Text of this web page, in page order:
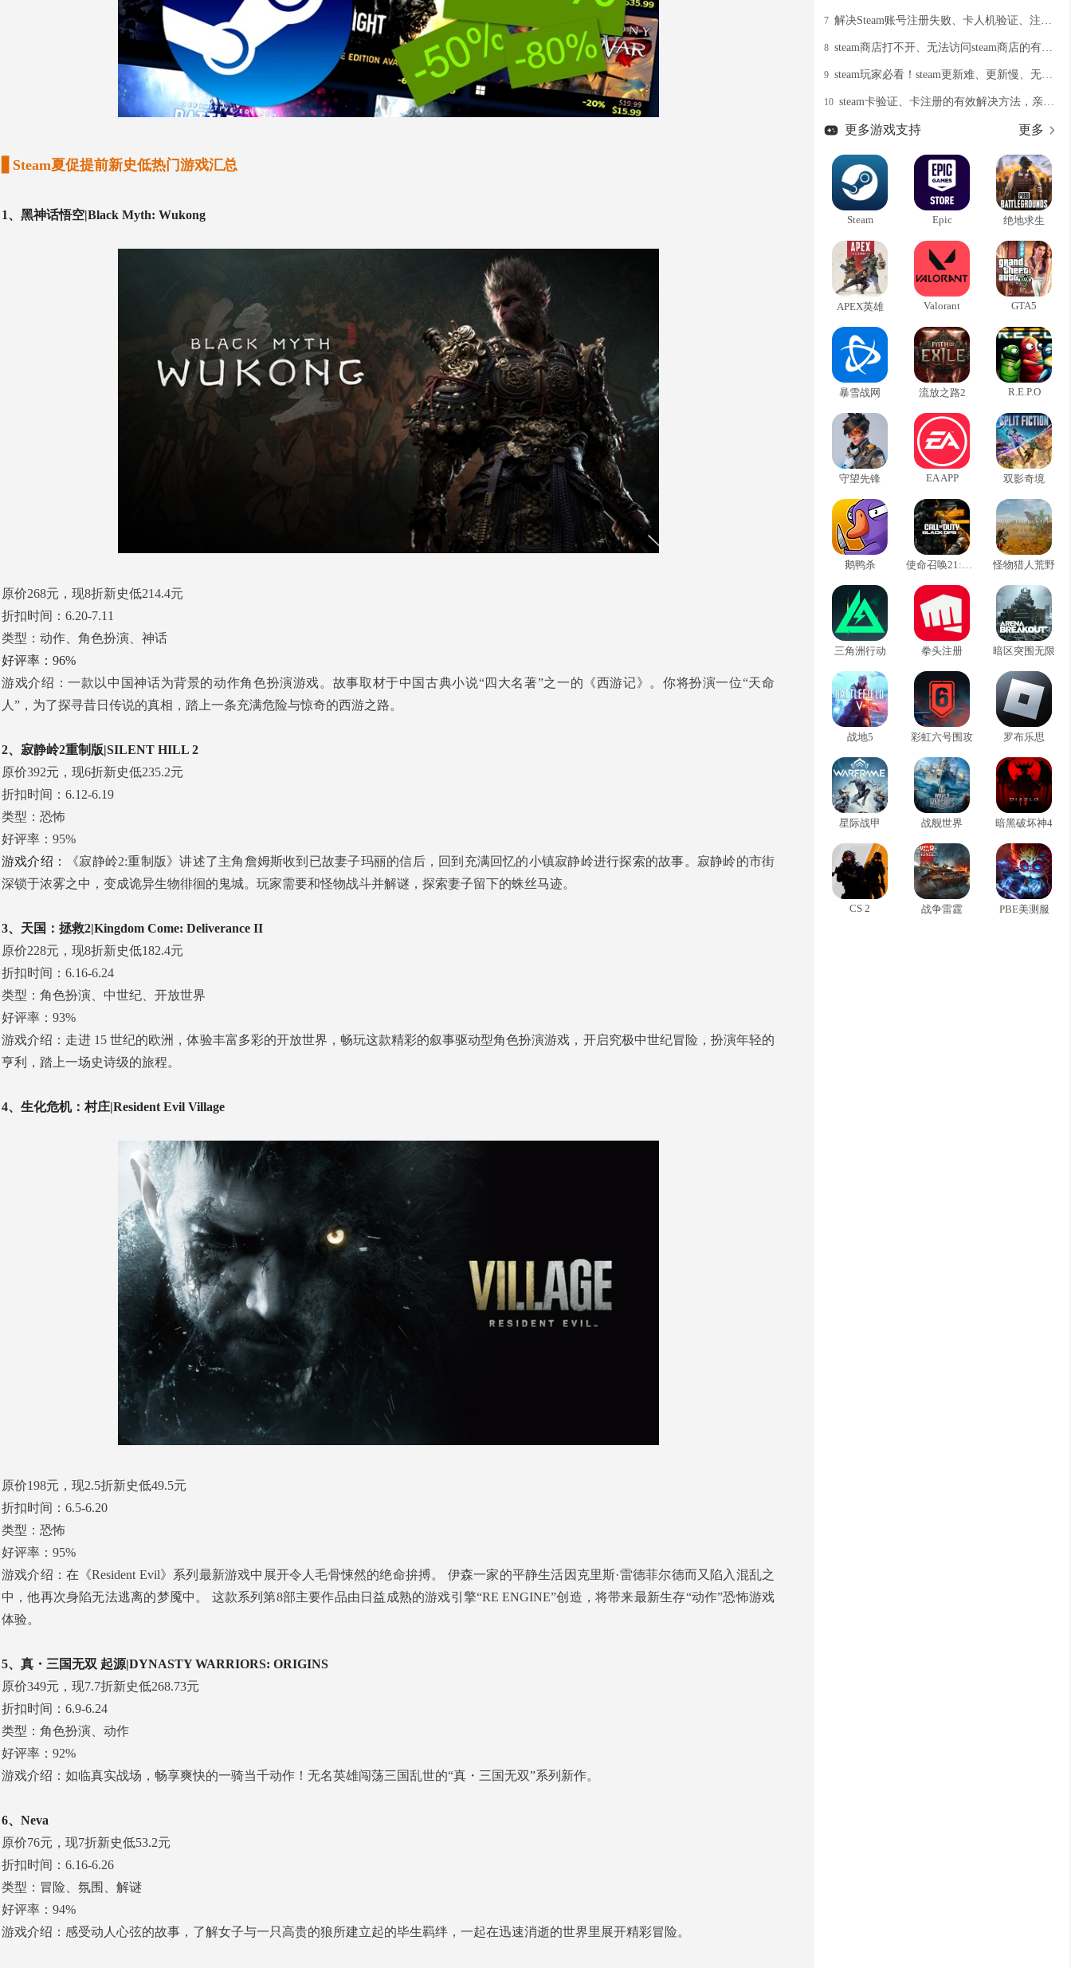
▋Steam夏促提前新史低热门游戏汇总
1、黑神话悟空|Black Myth: Wukong
原价268元，现8折新史低214.4元
折扣时间：6.20-7.11
类型：动作、角色扮演、神话
好评率：96%
游戏介绍：一款以中国神话为背景的动作角色扮演游戏。故事取材于中国古典小说“四大名著”之一的《西游记》。你将扮演一位“天命
人”，为了探寻昔日传说的真相，踏上一条充满危险与惊奇的西游之路。
2、寂静岭2重制版|SILENT HILL 2
原价392元，现6折新史低235.2元
折扣时间：6.12-6.19
类型：恐怖
好评率：95%
游戏介绍：
《寂静岭2:重制版》讲述了主角詹姆斯收到已故妻子玛丽的信后，回到充满回忆的小镇寂静岭进行探索的故事。寂静岭的市街
深锁于浓雾之中，变成诡异生物徘徊的鬼城。玩家需要和怪物战斗并解谜，探索妻子留下的蛛丝马迹。
3、天国：拯救2|Kingdom Come: Deliverance II
原价228元，现8折新史低182.4元
折扣时间：6.16-6.24
类型：角色扮演、中世纪、开放世界
好评率：93%
游戏介绍：走进 15 世纪的欧洲，体验丰富多彩的开放世界，畅玩这款精彩的叙事驱动型角色扮演游戏，开启究极中世纪冒险，扮演年轻的
亨利，踏上一场史诗级的旅程。
4、生化危机：村庄|Resident Evil Village
原价198元，现2.5折新史低49.5元
折扣时间：6.5-6.20
类型：恐怖
好评率：95%
游戏介绍：在《Resident Evil》系列最新游戏中展开令人毛骨悚然的绝命拚搏。 伊森一家的平静生活因克里斯·雷德菲尔德而又陷入混乱之
中，他再次身陷无法逃离的梦魇中。 这款系列第8部主要作品由日益成熟的游戏引擎“RE ENGINE”创造，将带来最新生存“动作”恐怖游戏
体验。
5、真・三国无双 起源|DYNASTY WARRIORS: ORIGINS
原价349元，现7.7折新史低268.73元
折扣时间：6.9-6.24
类型：角色扮演、动作
好评率：92%
游戏介绍：如临真实战场，畅享爽快的一骑当千动作！无名英雄闯荡三国乱世的“真・三国无双”系列新作。
6、Neva
原价76元，现7折新史低53.2元
折扣时间：6.16-6.26
类型：冒险、氛围、解谜
好评率：94%
游戏介绍：感受动人心弦的故事，了解女子与一只高贵的狼所建立起的毕生羁绊，一起在迅速消逝的世界里展开精彩冒险。
7 解决Steam账号注册失败、卡人机验证、注册无响应的办法
8 steam商店打不开、无法访问steam商店的有效解决办法
9 steam玩家必看！steam更新难、更新慢、无法下载更新的解决办法
10 steam卡验证、卡注册的有效解决方法，亲测有效！
更多游戏支持 更多
Steam Epic 绝地求生
APEX英雄 Valorant GTA5
暴雪战网 流放之路2 R.E.P.O
守望先锋 EA APP 双影奇境
鹅鸭杀 使命召唤21:黑色行动6 怪物猎人荒野
三角洲行动 拳头注册 暗区突围无限
战地5 彩虹六号围攻 罗布乐思
星际战甲 战舰世界 暗黑破坏神4
CS 2 战争雷霆 PBE美测服